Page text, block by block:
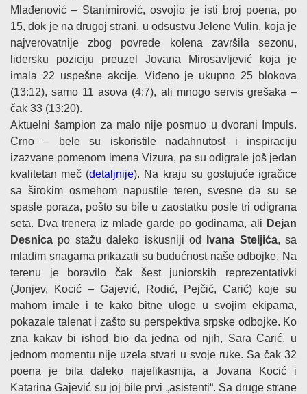
Mlađenović – Stanimirović, osvojio je isti broj poena, po
15, dok je na drugoj strani, u odsustvu Jelene Vulin, koja je
najverovatnije zbog povrede kolena završila sezonu,
lidersku poziciju preuzel Jovana Mirosavljević koja je
imala 22 uspešne akcije. Viđeno je ukupno 25 blokova
(13:12), samo 11 asova (4:7), ali mnogo servis grešaka –
čak 33 (13:20).
Aktuelni šampion za malo nije posrnuo u dvorani Impuls.
Crno – bele su iskoristile nadahnutost i inspiraciju
izazvane pomenom imena Vizura, pa su odigrale još jedan
kvalitetan meč (detaljnije). Na kraju su gostujuće igračice
sa širokim osmehom napustile teren, svesne da su se
spasle poraza, pošto su bile u zaostatku posle tri odigrana
seta. Dva trenera iz mlađe garde po godinama, ali Dejan
Desnica po stažu daleko iskusniji od Ivana Steljića, sa
mladim snagama prikazali su budućnost naše odbojke. Na
terenu je boravilo čak šest juniorskih reprezentativki
(Jonjev, Kocić – Gajević, Rodić, Pejčić, Carić) koje su
mahom imale i te kako bitne uloge u svojim ekipama,
pokazale talenat i zašto su perspektiva srpske odbojke. Ko
zna kakav bi ishod bio da jedna od njih, Sara Carić, u
jednom momentu nije uzela stvari u svoje ruke. Sa čak 32
poena je bila daleko najefikasnija, a Jovana Kocić i
Katarina Gajević su joj bile prvi „asistenti“. Sa druge strane